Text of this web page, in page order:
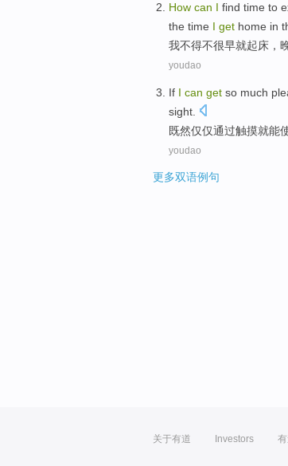
How can I find time to
the time I get home in
我不得不很早就起床 ，
youdao
If I can get so much
sight
既然仅仅通过触摸就能
youdao
更多双语例句
关于有道 Investors